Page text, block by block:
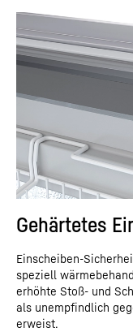
Gehärtetes
Einscheiben-
speziell
erhöhte Stoß- und
als unempfindlich
erweist.